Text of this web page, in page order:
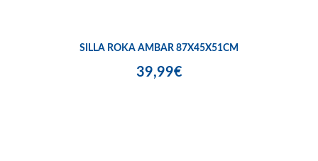
SILLA ROKA AMBAR 87X45X51CM
39,99€